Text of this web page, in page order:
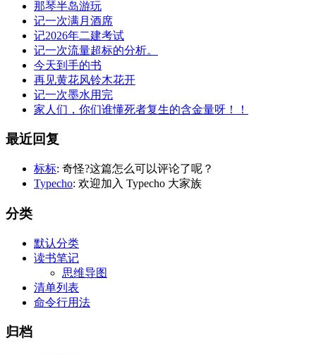
那琴半岛游玩
记一次满月酒席
记2026年二建考试
记一次流量超标的分析。
今天到手的书
再见黄花风铃木花开
记一次墨水用完
家人们，你们谁懂死者复生的含金量呀！！
最近回复
标标: 奇怪?这篇怎么可以评论了呢？
Typecho: 欢迎加入 Typecho 大家族
分类
默认分类
读书笔记
思维导图
清单列表
命令行用法
归档